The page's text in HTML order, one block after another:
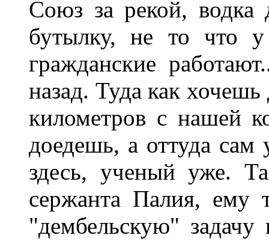
Союз за рекой, водка
бутылку, не то что
гражданские
назад. Туда как
километров с нашей
доедешь, а оттуда сам
здесь, ученый уже.
сержанта Палия, ему
"дембельскую"